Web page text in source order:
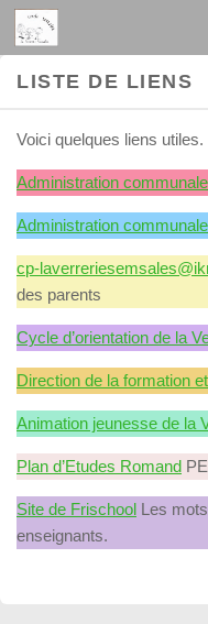
Au dessous du
LISTE DE LIENS
Voici quelques liens utiles.
Administration
Administration
cp-
des parents
Cycle d’orientation de la
Direction de la formation
Animation jeunesse de la
Plan d’Etudes Romand
Site de Frischool Les
enseignants.